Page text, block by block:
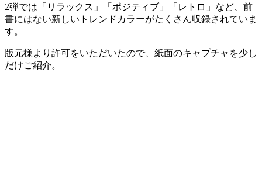
2弾では「リラックス」「ポジティブ」「レトロ」など、前
書にはない新しいトレンドカラーがたくさん収録されていま
す。
版元様より許可をいただいたので、紙面のキャプチャを少し
だけご紹介。